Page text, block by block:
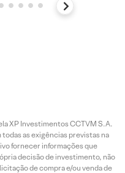
XP Investimentos CCTVM S.A.
as exigências previstas na
fornecer informações que
decisão de investimento, não
de compra e/ou venda de